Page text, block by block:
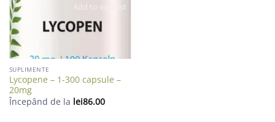
Add to wishlist
SUPLIMENTE
Lycopene – 1-300 capsule –
20mg
Începând de la lei86.00